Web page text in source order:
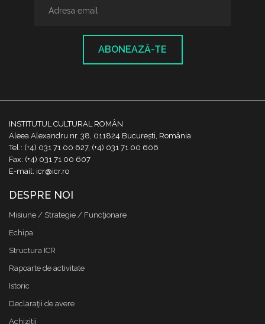
ABONEAZĂ-TE
INSTITUTUL CULTURAL ROMÂN
Aleea Alexandru nr. 38, 011824 București, România
Tel.: (+4) 031 71 00 627, (+4) 031 71 00 606
Fax: (+4) 031 71 00 607
E-mail: icr@icr.ro
DESPRE NOI
Misiune / Strategie / Funcţionare
Echipa
Structura ICR
Rapoarte de activitate
Istoric
Declaraţii de avere
Achizitii